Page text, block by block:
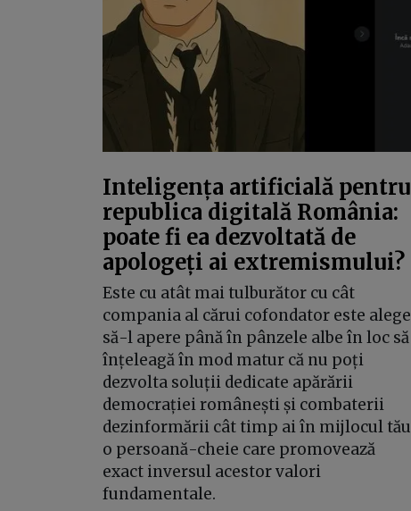
Inteligența artificială pentru
republica digitală România:
poate fi ea dezvoltată de
apologeți ai extremismului?
Este cu atât mai tulburător cu cât
compania al cărui cofondator este alege
să-l apere până în pânzele albe în loc să
înțeleagă în mod matur că nu poți
dezvolta soluții dedicate apărării
democrației românești și combaterii
dezinformării cât timp ai în mijlocul tău
o persoană-cheie care promovează
exact inversul acestor valori
fundamentale.